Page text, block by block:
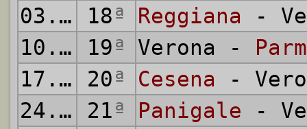
03.03.1946
18ª Reggiana -
10.03.1946
19ª Verona -
17.03.1946
20ª Cesena -
24.03.1946
21ª Panigale -